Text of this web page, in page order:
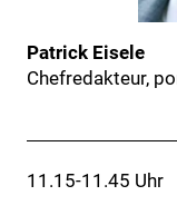
Patrick Eisele
Chefredakteur,
11.15-11.45 Uhr